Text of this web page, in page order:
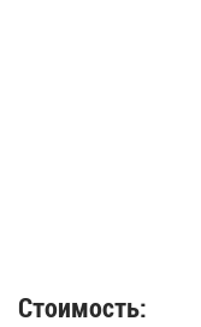
Купить новую технику
Стоимость: